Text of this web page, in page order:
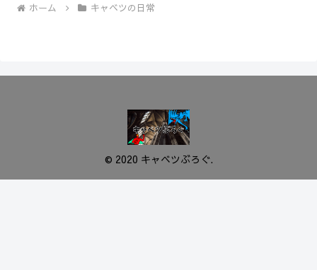
ホーム キャベツの日常
© 2020 キャベツぶろぐ.